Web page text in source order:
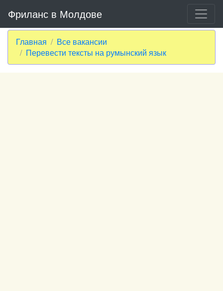
Фриланс в Молдове
Главная
Все вакансии
Перевести тексты на румынский язык